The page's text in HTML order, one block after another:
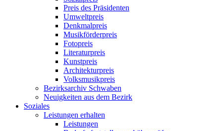
Preis des Präsidenten
Umweltpreis
Denkmalpreis
Musikförderpreis
Fotopreis
Literaturpreis
Kunstpreis
Architekturpreis
Volksmusikpreis
Bezirksarchiv Schwaben
Neuigkeiten aus dem Bezirk
Soziales
Leistungen erhalten
Leistungen